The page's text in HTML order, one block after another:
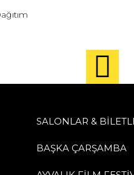
SALONLAR &
BAŞKA ÇARŞAMBA